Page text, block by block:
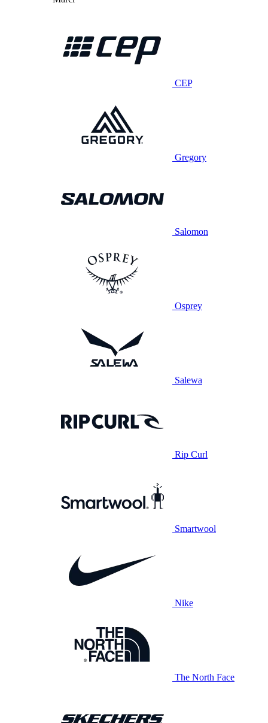
CEP
Gregory
Salomon
Osprey
Salewa
Rip Curl
Smartwool
Nike
The North Face